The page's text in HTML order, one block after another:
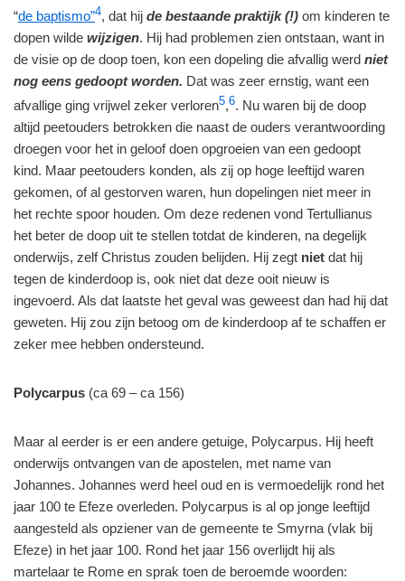
“de baptismo”4, dat hij de bestaande praktijk (!) om kinderen te
dopen wilde wijzigen. Hij had problemen zien ontstaan, want in
de visie op de doop toen, kon een dopeling die afvallig werd niet
nog eens gedoopt worden. Dat was zeer ernstig, want een
afvallige ging vrijwel zeker verloren5,6. Nu waren bij de doop
altijd peetouders betrokken die naast de ouders verantwoording
droegen voor het in geloof doen opgroeien van een gedoopt
kind. Maar peetouders konden, als zij op hoge leeftijd waren
gekomen, of al gestorven waren, hun dopelingen niet meer in
het rechte spoor houden. Om deze redenen vond Tertullianus
het beter de doop uit te stellen totdat de kinderen, na degelijk
onderwijs, zelf Christus zouden belijden. Hij zegt niet dat hij
tegen de kinderdoop is, ook niet dat deze ooit nieuw is
ingevoerd. Als dat laatste het geval was geweest dan had hij dat
geweten. Hij zou zijn betoog om de kinderdoop af te schaffen er
zeker mee hebben ondersteund.
Polycarpus (ca 69 – ca 156)
Maar al eerder is er een andere getuige, Polycarpus. Hij heeft
onderwijs ontvangen van de apostelen, met name van
Johannes. Johannes werd heel oud en is vermoedelijk rond het
jaar 100 te Efeze overleden. Polycarpus is al op jonge leeftijd
aangesteld als opziener van de gemeente te Smyrna (vlak bij
Efeze) in het jaar 100. Rond het jaar 156 overlijdt hij als
martelaar te Rome en sprak toen de beroemde woorden: